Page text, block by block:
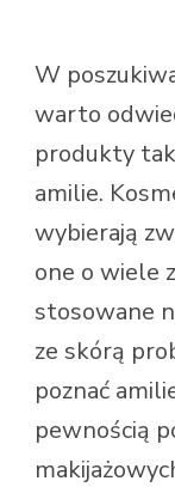
W
warto
produkty
amilie.
wybierają
one o wiele
stosowane
ze skórą
poznać
pewnością